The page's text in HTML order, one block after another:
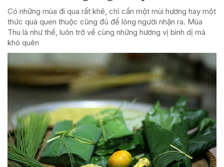
Có những mùa đi qua rất khẽ, chỉ cần một mùi hương hay một
thức quà quen thuộc cũng đủ để lòng người nhận ra. Mùa
Thu là như thế, luôn trở về cùng những hương vị bình dị mà
khó quên